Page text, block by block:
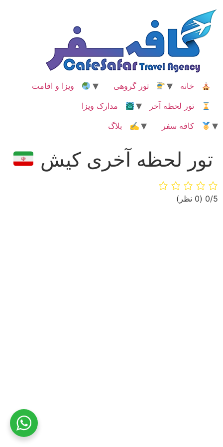
محتوا
خانه تور گروهی
ویزا و اقامت
تور لحظه آخر
مدارک ویزا
کافه سفر
✍ بلاگ
تور لحظه آخری کیش
‫0/5 ‫(0 نظر)